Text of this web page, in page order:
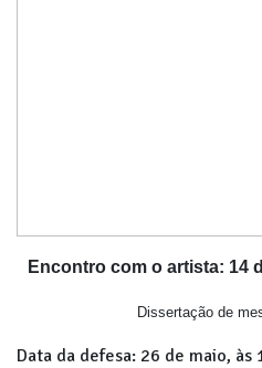
Encontro com o artista: 14
Dissertação de
Data da defesa: 26 de maio, às